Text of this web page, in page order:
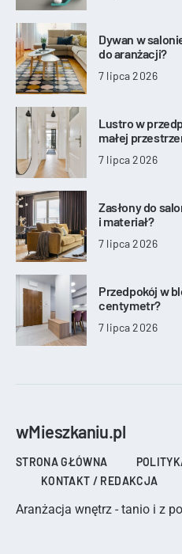
Dywan w
do aranżacji?
7 lipca 2026
Lustro w
małej
7 lipca 2026
Zasłony do
i materiał?
7 lipca 2026
Przedpokój w
centymetr?
7 lipca 2026
wMieszkaniu.pl
STRONA GŁÓWNA
KONTAKT / REDAKCJA
Aranżacja wnętrz - tanio i z